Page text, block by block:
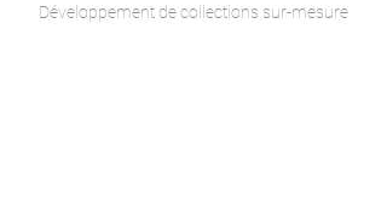
Développement de collections sur-mesure